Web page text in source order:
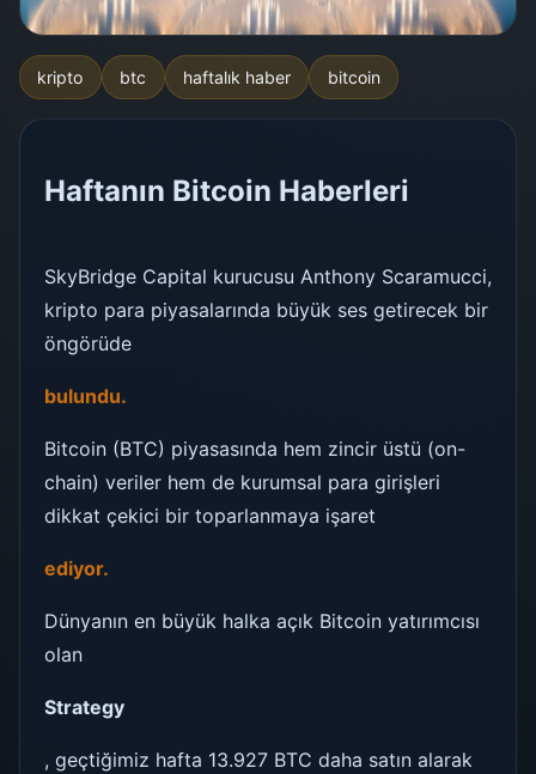
kripto btc haftalık haber bitcoin
Haftanın Bitcoin Haberleri
SkyBridge Capital kurucusu Anthony Scaramucci,
kripto para piyasalarında büyük ses getirecek bir
öngörüde
bulundu.
Bitcoin (BTC) piyasasında hem zincir üstü (on-
chain) veriler hem de kurumsal para girişleri
dikkat çekici bir toparlanmaya işaret
ediyor.
Dünyanın en büyük halka açık Bitcoin yatırımcısı
olan
Strategy
, geçtiğimiz hafta 13.927 BTC daha satın alarak